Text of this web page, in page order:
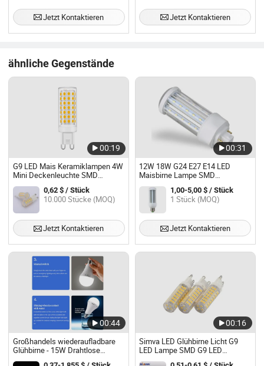
Fernbedienung für nicht
verkabelte Wandleuchten
Jetzt Kontaktieren Jetzt Kontaktieren
ähnliche Gegenstände
00:19
G9 LED Mais Keramiklampen 4W
Mini Deckenleuchte SMD
Energiesparlampe
0,62 $ / Stück
10.000 Stücke (MOQ)
Jetzt Kontaktieren
00:31
12W 18W G24 E27 E14 LED
Maisbirne Lampe SMD
Warmweiß Kaltweiß Lampara
Ampoule LED Lichtbirne
1,00-5,00 $ / Stück
1 Stück (MOQ)
Jetzt Kontaktieren
00:44
Großhandels wiederaufladbare
Glühbirne - 15W Drahtlose
Notfall-LED-Glühbirne mit
00:16
Simva LED Glühbirne Licht G9
LED Lampe SMD G9 LED
Glühbirne 5W 420lm (40W